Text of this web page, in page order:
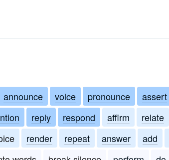
announce voice pronounce assert
reply respond affirm relate
render repeat answer add